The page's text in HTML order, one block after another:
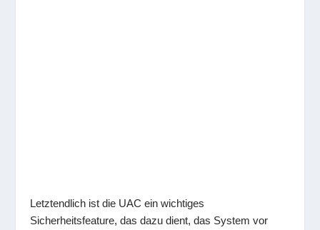
Letztendlich ist die UAC ein wichtiges
Sicherheitsfeature, das dazu dient, das System vor